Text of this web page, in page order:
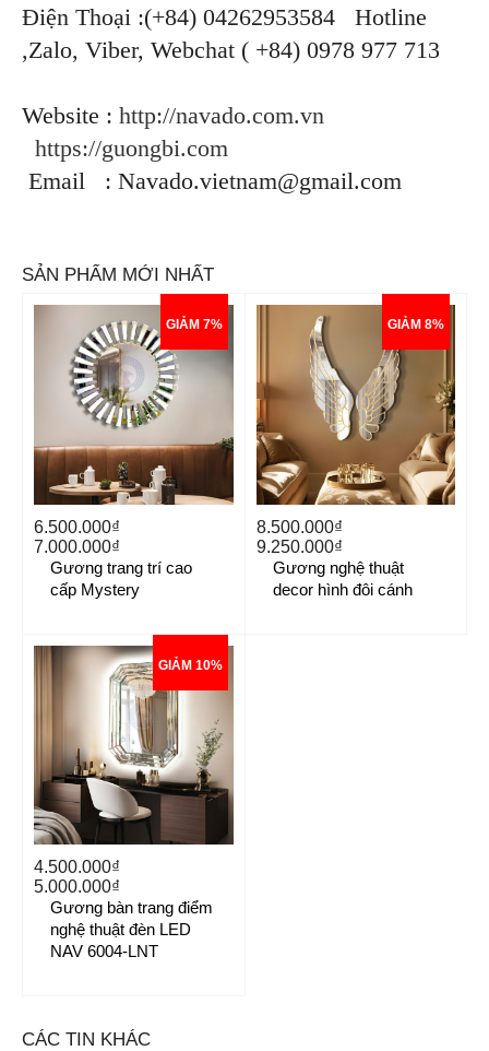
Điện Thoại :(+84) 04262953584 Hotline
,Zalo, Viber, Webchat ( +84) 0978 977 713
Website : http://navado.com.vn
https://guongbi.com
Email : Navado.vietnam@gmail.com
SẢN PHẨM MỚI NHẤT
6.500.000₫
7.000.000₫
GIẢM 7%
Gương trang trí cao
cấp Mystery
8.500.000₫
9.250.000₫
GIẢM 8%
Gương nghệ thuật
decor hình đôi cánh
4.500.000₫
5.000.000₫
GIẢM 10%
Gương bàn trang điểm
nghệ thuật đèn LED
NAV 6004-LNT
CÁC TIN KHÁC